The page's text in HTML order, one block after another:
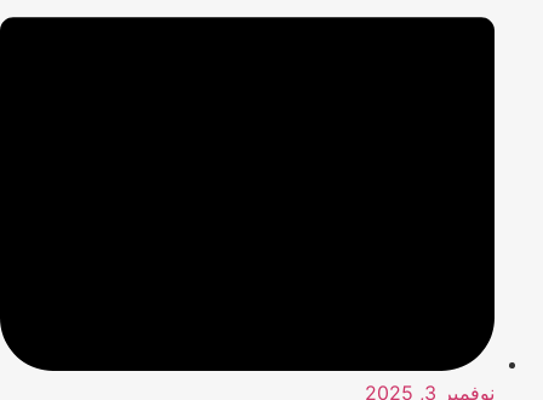
نوفمبر 3, 2025